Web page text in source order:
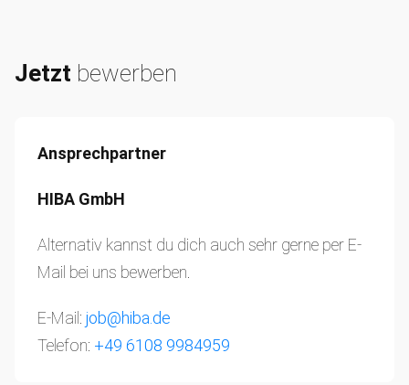
Jetzt bewerben
Ansprechpartner
HIBA GmbH
Alternativ kannst du dich auch sehr gerne per E-
Mail bei uns bewerben.
E-Mail: job@hiba.de
Telefon: +49 6108 9984959